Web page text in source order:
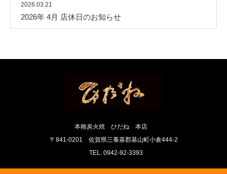
2026.03.21
2026年 4月 店休日のお知らせ
本格炭火焼 ひだね 本店
〒841-0201 佐賀県三養基郡基山町小倉444-2
TEL. 0942-92-3393